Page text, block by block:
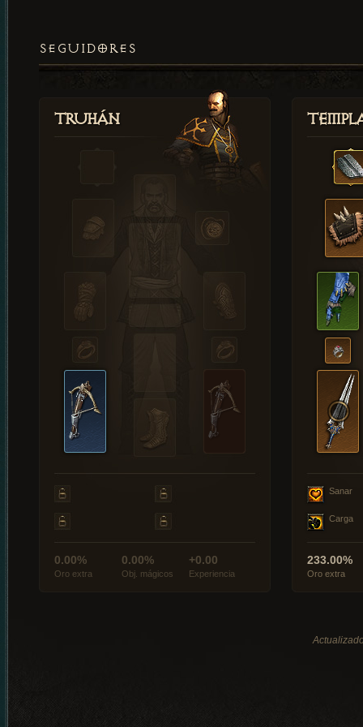
SEGUIDORES
Truhán
0.00%
Oro extra
0.00%
Obj. mágicos
+0.00
Experiencia
Sanar
Carga
233.00%
Oro extra